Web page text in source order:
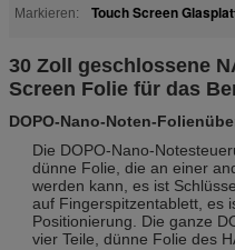
Markieren: Touch Screen
30 Zoll geschlossene
Screen Folie für das
DOPO-Nano-Noten-
Die DOPO-Nano-
dünne Folie, die an einer
werden kann, es ist
auf Fingerspitzentablett, es
Positionierung. Die ganze
vier Teile, dünne Folie des